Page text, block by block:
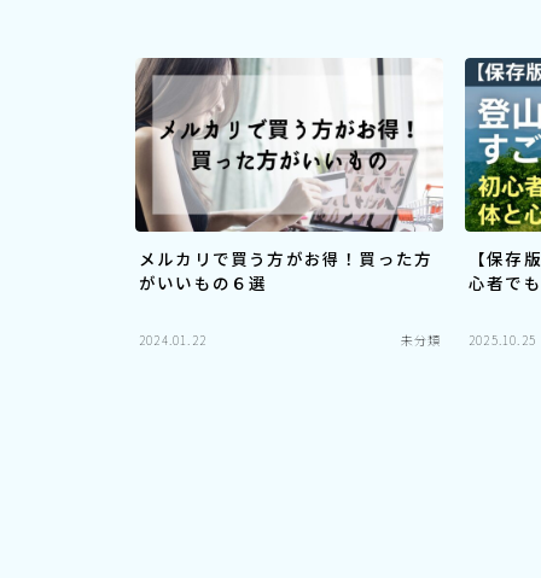
メルカリで買う方がお得！買った方
がいいもの６選
2024.01.22 未分類
【保存
心者で
2025.10.25